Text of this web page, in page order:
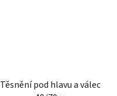
Těsnění pod hlavu a válec